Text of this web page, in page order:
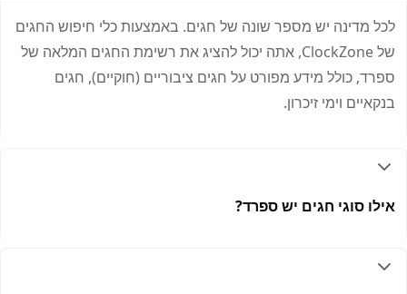
לכל מדינה יש מספר שונה של חגים. באמצעות כלי חיפוש החגים
של ClockZone, אתה יכול להציג את רשימת החגים המלאה של
ספרד, כולל מידע מפורט על חגים ציבוריים (חוקיים), חגים
בנקאיים וימי זיכרון.
אילו סוגי חגים יש ספרד?